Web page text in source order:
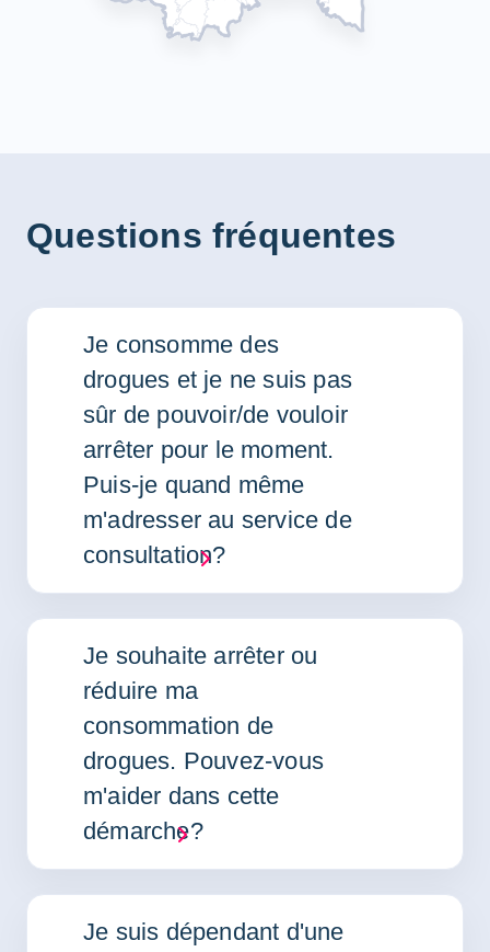
Questions fréquentes
Je consomme des
drogues et je ne suis pas
sûr de pouvoir/de vouloir
arrêter pour le moment.
Puis-je quand même
m'adresser au service de
consultation?
Je souhaite arrêter ou
réduire ma
consommation de
drogues. Pouvez-vous
m'aider dans cette
démarche?
Je suis dépendant d'une